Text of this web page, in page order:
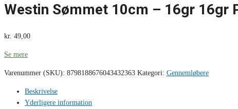
Westin Sømmet 10cm – 16gr 16gr
kr. 49,00
Se mere
Varenummer (SKU): 8798188676043432363 Kategori: Gennemløbere
Beskrivelse
Yderligere information